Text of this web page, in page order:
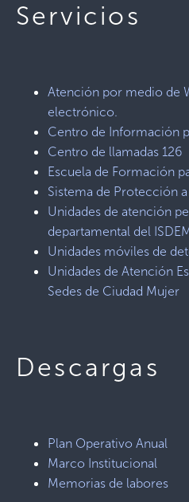
Servicios
Atención por medio de
electrónico.
Centro de Información
Centro de llamadas 126
Escuela de Formación
Sistema de Protección
Unidades de atención
departamental del
Unidades móviles de
Unidades de Atención
Sedes de Ciudad Mujer
Descargas
Plan Operativo Anual
Marco Institucional
Memorias de labores